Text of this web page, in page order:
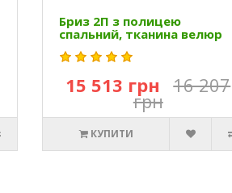
Бриз 2П з полицею
спальний, тканина велюр
15 513 грн 16 207
грн
КУПИТИ